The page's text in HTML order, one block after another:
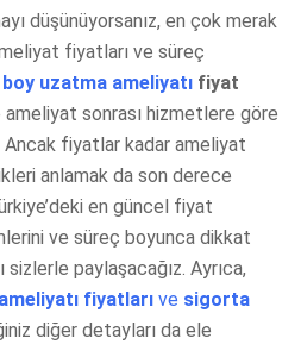
düşünüyorsanız, en çok merak
fiyatları ve süreç
boy uzatma ameliyatı fiyat
sonrası hizmetlere göre
fiyatlar kadar ameliyat
anlamak da son derece
en güncel fiyat
ve süreç boyunca dikkat
paylaşacağız. Ayrıca,
fiyatları ve sigorta
diğer detayları da ele